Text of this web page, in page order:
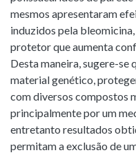
mesmos apresentaram
induzidos pela
protetor que aumenta
Desta maneira, sugere-se
material genético,
com diversos compostos
principalmente por um
entretanto resultados
permitam a exclusão de